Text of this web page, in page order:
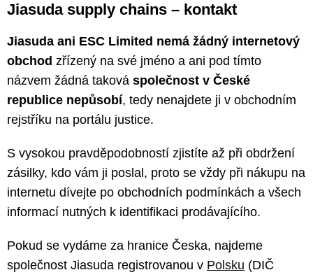
Jiasuda supply chains – kontakt
Jiasuda ani ESC Limited nemá žádný internetový
obchod zřízený na své jméno a ani pod tímto
názvem žádná taková společnost v České
republice nepůsobí, tedy nenajdete ji v obchodním
rejstříku na portálu justice.
S vysokou pravděpodobností zjistíte až při obdržení
zásilky, kdo vám ji poslal, proto se vždy při nákupu na
internetu dívejte po obchodních podmínkách a všech
informací nutných k identifikaci prodávajícího.
Pokud se vydáme za hranice Česka, najdeme
společnost Jiasuda registrovanou v Polsku (DIČ